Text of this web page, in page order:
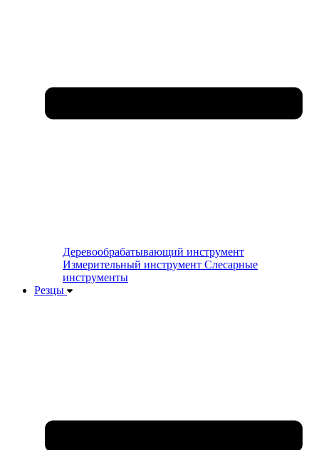
Деревообрабатывающий инструмент
Измерительный инструмент Слесарные
инструменты
Резцы